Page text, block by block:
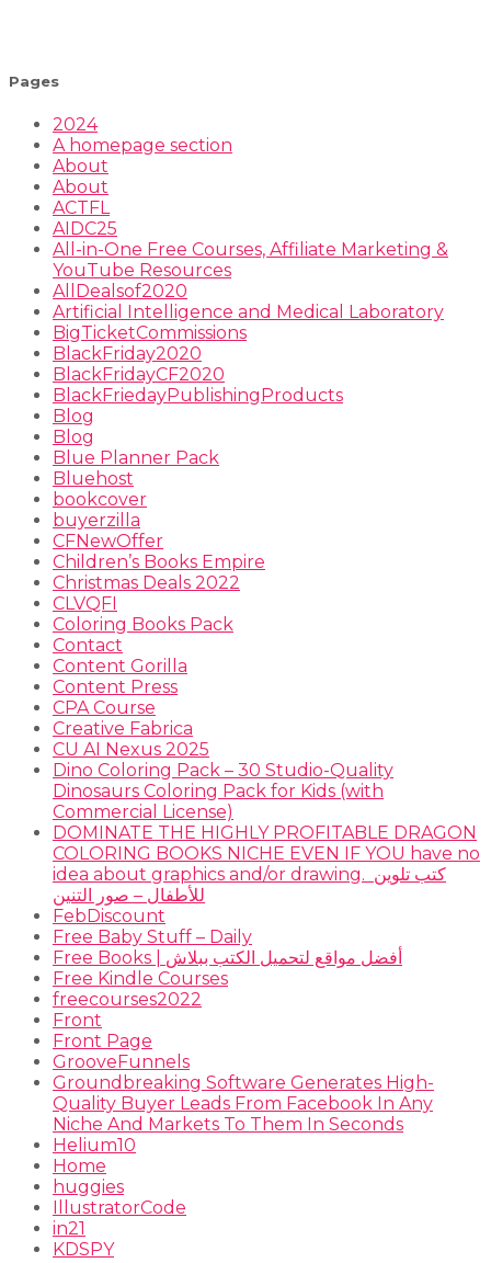
Pages
2024
A homepage section
About
About
ACTFL
AIDC25
All-in-One Free Courses, Affiliate Marketing &
YouTube Resources
AllDealsof2020
Artificial Intelligence and Medical Laboratory
BigTicketCommissions
BlackFriday2020
BlackFridayCF2020
BlackFriedayPublishingProducts
Blog
Blog
Blue Planner Pack
Bluehost
bookcover
buyerzilla
CFNewOffer
Children’s Books Empire
Christmas Deals 2022
CLVQFI
Coloring Books Pack
Contact
Content Gorilla
Content Press
CPA Course
Creative Fabrica
CU AI Nexus 2025
Dino Coloring Pack – 30 Studio-Quality
Dinosaurs Coloring Pack for Kids (with
Commercial License)
DOMINATE THE HIGHLY PROFITABLE DRAGON
COLORING BOOKS NICHE EVEN IF YOU have no
idea about graphics and/or drawing. ​ كتب تلوين
للأطفال – صور التنين
FebDiscount
Free Baby Stuff – Daily
Free Books | أفضل مواقع لتحميل الكتب ببلاش
Free Kindle Courses
freecourses2022
Front
Front Page
GrooveFunnels
Groundbreaking Software Generates High-
Quality Buyer Leads From Facebook In Any
Niche And Markets To Them In Seconds
Helium10
Home
huggies
IllustratorCode
in21
KDSPY